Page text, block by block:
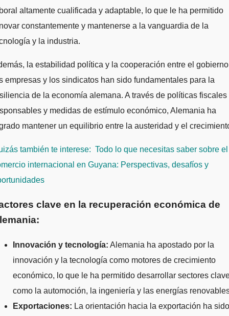
altamente cualificada y adaptable, lo que le ha permitido
constantemente y mantenerse a la vanguardia de la
y la industria.
la estabilidad política y la cooperación entre el
empresas y los sindicatos han sido fundamentales para la
de la economía alemana. A través de políticas fiscales
y medidas de estímulo económico, Alemania ha
mantener un equilibrio entre la austeridad y el
también te interese: Todo lo que necesitas saber sobre el
internacional en Guyana: Perspectivas, desafíos y
clave en la recuperación económica de
Innovación y tecnología: Alemania ha apostado por la
innovación y la tecnología como motores de crecimiento
económico, lo que le ha permitido desarrollar sectores
como la automoción, la ingeniería y las energías
Exportaciones: La orientación hacia la exportación ha sido